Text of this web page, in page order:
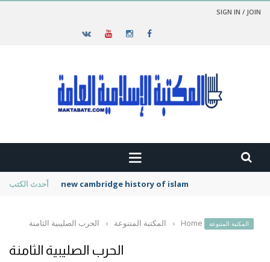
SIGN IN / JOIN
أحدث الكتب new cambridge history of islam
المكتبة المتنوعة Home
› المكتبة المتنوعة › الحرب الصليبية الثامنة
الحرب الصليبية الثامنة